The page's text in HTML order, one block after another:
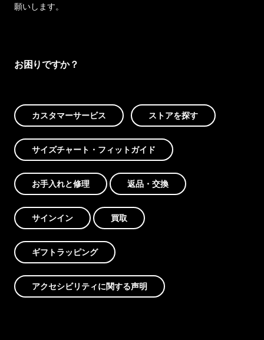
願いします。
お困りですか？
カスタマーサービス ストアを探す
サイズチャート・フィットガイド
お手入れと修理 返品・交換
サインイン 買取
ギフトラッピング
アクセシビリティに関する声明